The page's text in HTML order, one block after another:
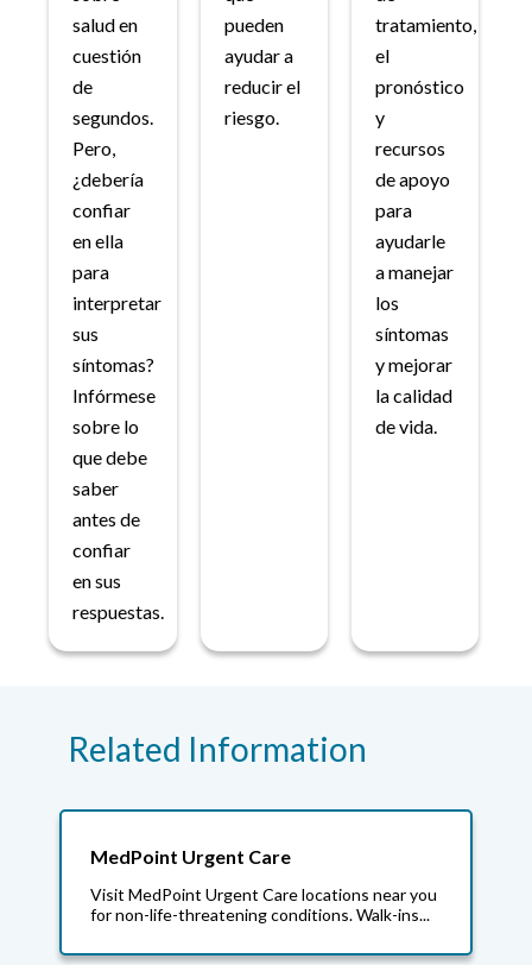
salud en
cuestión
de
segundos.
Pero,
¿debería
confiar
en ella
para
interpretar
sus
síntomas?
Infórmese
sobre lo
que debe
saber
antes de
confiar
en sus
respuestas.
pueden
ayudar a
reducir el
riesgo.
tratamiento,
el
pronóstico
y
recursos
de apoyo
para
ayudarle
a manejar
los
síntomas
y mejorar
la calidad
de vida.
Related Information
MedPoint Urgent Care
Visit MedPoint Urgent Care locations near you
for non-life-threatening conditions. Walk-ins...